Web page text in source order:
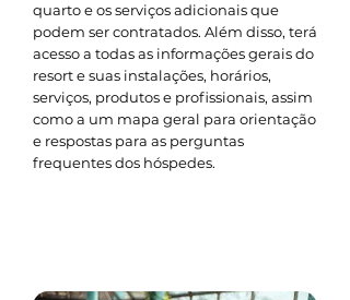
quarto e os serviços adicionais que
podem ser contratados. Além disso, terá
acesso a todas as informações gerais do
resort e suas instalações, horários,
serviços, produtos e profissionais, assim
como a um mapa geral para orientação
e respostas para as perguntas
frequentes dos hóspedes.